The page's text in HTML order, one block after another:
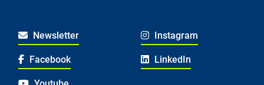
Newsletter Instagram
Facebook LinkedIn